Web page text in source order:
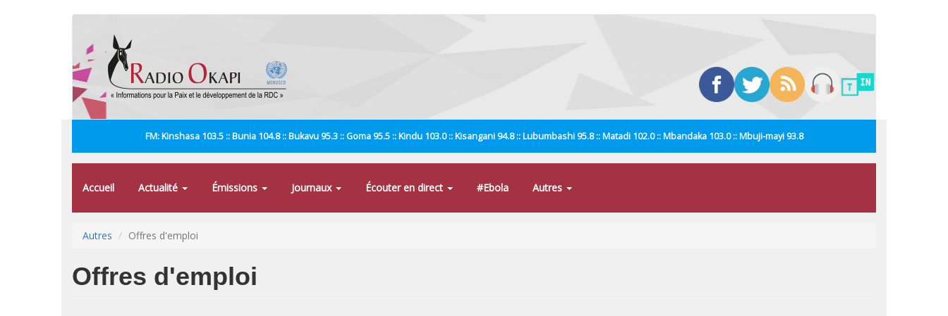
FM: Kinshasa 103.5 :: Bunia 104.8 :: Bukavu 95.3 :: Goma 95.5 :: Kindu 103.0 :: Kisangani 94.8 :: Lubumbashi 95.8 :: Matadi 102.0 :: Mbandaka 103.0 :: Mbuji-mayi 93.8
Accueil Actualité Émissions Journaux Écouter en direct #Ebola Autres
Autres Offres d'emploi
Offres d'emploi